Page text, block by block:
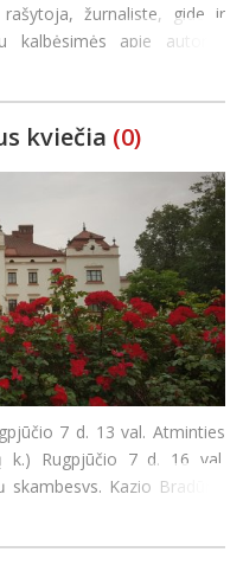
žurnaliste, gide ir
apie autorės
romaną „Pakeleiviai“.
kviečia (0)
7 d. 13 val. Atminties
k.) Rugpjūčio 7 d. 16 val.
skambesys. Kazio Bradūno
ieškantiems kūrybos